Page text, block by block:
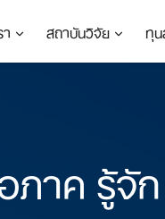
สถาบันวิจัย ทุ
ภาค รู้จั